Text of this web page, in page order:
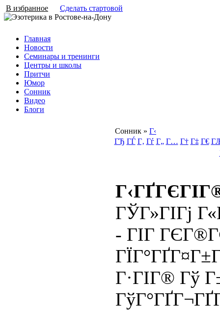
В избранное Сделать стартовой
Главная
Новости
Семинары и тренинги
Центры и школы
Притчи
Юмор
Сонник
Видео
Блоги
Сонник » Г‹
ГЂ ГЃ Г‚ Гѓ Г„ Г… Г† Г‡ Г€
ГЎГ»ГІГј
- ГІГ
Г·ГІГ® Гў